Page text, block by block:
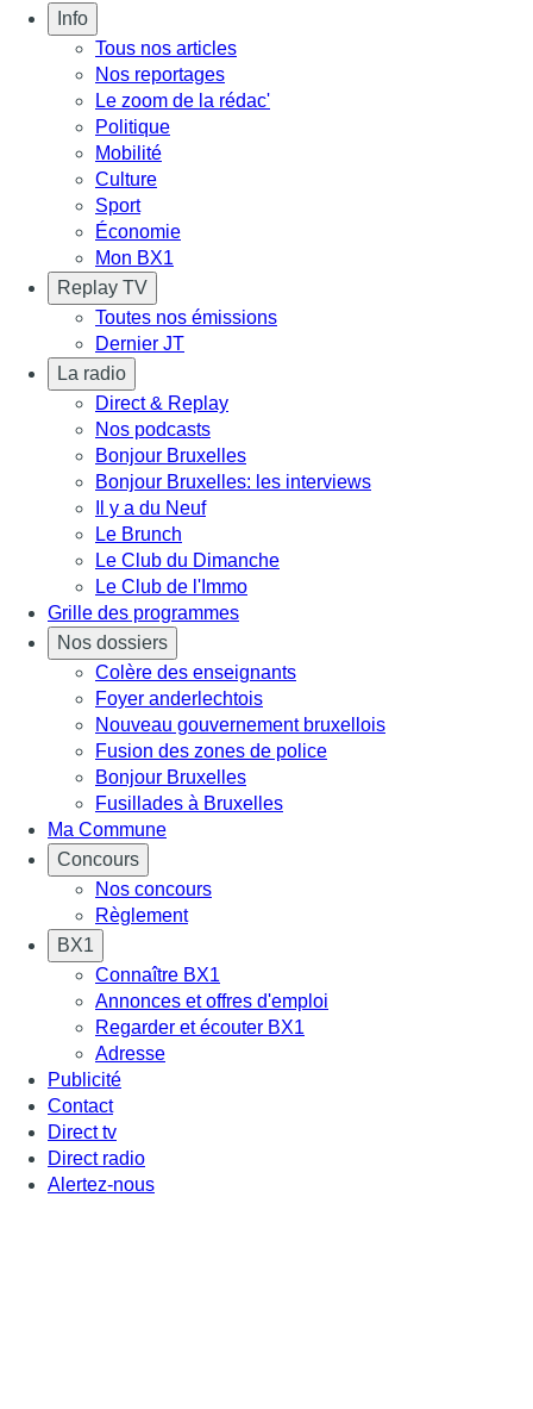
Info
Tous nos articles
Nos reportages
Le zoom de la rédac'
Politique
Mobilité
Culture
Sport
Économie
Mon BX1
Replay TV
Toutes nos émissions
Dernier JT
La radio
Direct & Replay
Nos podcasts
Bonjour Bruxelles
Bonjour Bruxelles: les interviews
Il y a du Neuf
Le Brunch
Le Club du Dimanche
Le Club de l'Immo
Grille des programmes
Nos dossiers
Colère des enseignants
Foyer anderlechtois
Nouveau gouvernement bruxellois
Fusion des zones de police
Bonjour Bruxelles
Fusillades à Bruxelles
Ma Commune
Concours
Nos concours
Règlement
BX1
Connaître BX1
Annonces et offres d'emploi
Regarder et écouter BX1
Adresse
Publicité
Contact
Direct tv
Direct radio
Alertez-nous